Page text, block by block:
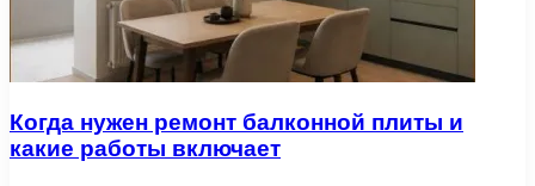
Когда нужен ремонт балконной плиты и
какие работы включает